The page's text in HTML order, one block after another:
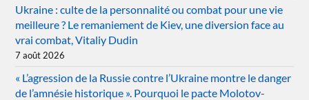
Ukraine : culte de la personnalité ou combat pour une vie
meilleure ? Le remaniement de Kiev, une diversion face au
vrai combat, Vitaliy Dudin
7 août 2026
« L’agression de la Russie contre l’Ukraine montre le danger
de l’amnésie historique ». Pourquoi le pacte Molotov-